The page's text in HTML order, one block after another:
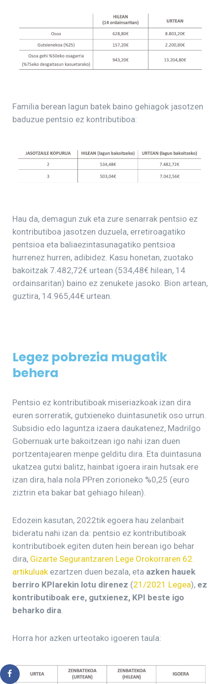
Familia berean lagun batek baino gehiagok jasotzen
baduzue pentsio ez kontributiboa:
Hau da, demagun zuk eta zure senarrak pentsio ez
kontributiboa jasotzen duzuela, erretiroagatiko
pentsioa eta baliaezintasunagatiko pentsioa
hurrenez hurren, adibidez. Kasu honetan, zuotako
bakoitzak 7.482,72€ urtean (534,48€ hilean, 14
ordainsaritan) baino ez zenukete jasoko. Bion artean,
guztira, 14.965,44€ urtean.
Legez pobrezia mugatik
behera
Pentsio ez kontributiboak miseriazkoak izan dira
euren sorreratik, gutxieneko duintasunetik oso urrun.
Subsidio edo laguntza izaera daukatenez, Madrilgo
Gobernuak urte bakoitzean igo nahi izan duen
portzentajearen menpe gelditu dira. Eta duintasuna
ukatzea gutxi balitz, hainbat igoera irain hutsak ere
izan dira, hala nola PPren zorioneko %0,25 (euro
ziztrin eta bakar bat gehiago hilean).
Edozein kasutan, 2022tik egoera hau zelanbait
bideratu nahi izan da: pentsio ez kontributiboak
kontributiboek egiten duten hein berean igo behar
dira, Gizarte Segurantzaren Lege Orokorraren 62.
artikuluak ezartzen duen bezala, eta azken hauek
berriro KPIarekin lotu direnez (21/2021 Legea), ez
kontributiboak ere, gutxienez, KPI beste igo
beharko dira
Horra hor azken urteotako igoeren taula: